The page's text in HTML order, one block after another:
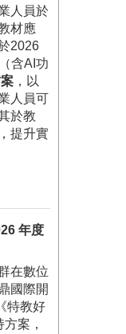
人員於
材應
2026
含AI功
，以
人員可
於教
提升實
年度
在數位
國際開
特教好
案，